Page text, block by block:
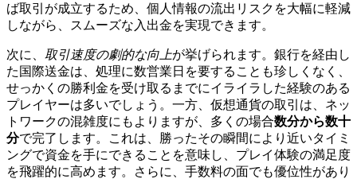
ば取引が成立するため、個人情報の流出リスクを大幅に軽減
しながら、スムーズな入出金を実現できます。
次に、 取引速度の劇的な向上が挙げられます。銀行を経由し
た国際送金は、処理に数営業日を要することも珍しくなく、
せっかくの勝利金を受け取るまでにイライラした経験のある
プレイヤーは多いでしょう。一方、仮想通貨の取引は、ネッ
トワークの混雑度にもよりますが、多くの場合数分から数十
分で完了します。これは、勝ったその瞬間により近いタイミ
ングで資金を手にできることを意味し、プレイ体験の満足度
を飛躍的に高めます。さらに、手数料の面でも優位性があり